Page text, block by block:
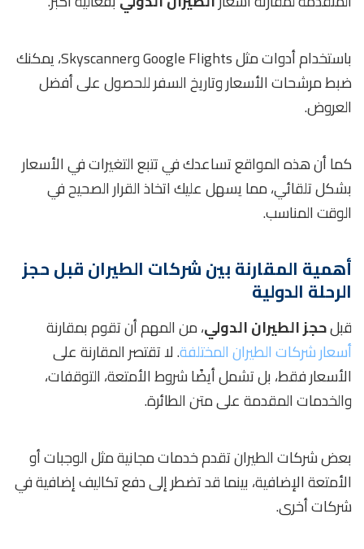
باستخدام أدوات مثل Google Flights وSkyscanner، يمكنك
ضبط مرشحات الأسعار وتاريخ السفر للحصول على أفضل
العروض.
كما أن هذه المواقع تساعدك في تتبع التغيرات في الأسعار
بشكل تلقائي، مما يسهل عليك اتخاذ القرار الصحيح في
الوقت المناسب.
أهمية المقارنة بين شركات الطيران قبل حجز
الرحلة الدولية
قبلحجز الطيران الدولي، من المهم أن تقوم بمقارنة
أسعار شركات الطيران المختلفة. لا تقتصر المقارنة على
الأسعار فقط، بل تشمل أيضًا شروط الأمتعة، التوقفات،
والخدمات المقدمة على متن الطائرة.
بعض شركات الطيران تقدم خدمات مجانية مثل الوجبات أو
الأمتعة الإضافية، بينما قد تضطر إلى دفع تكاليف إضافية في
شركات أخرى.